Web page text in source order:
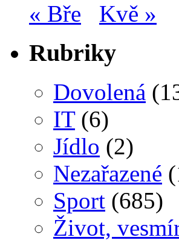
« Bře Kvě »
Rubriky
Dovolená
IT(6)
Jídlo (2)
Nezařazené
Sport (685)
Život,